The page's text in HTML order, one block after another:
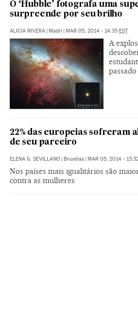
O ‘Hubble’ fotografa uma
surpreende por seu brilho
ALICIA RIVERA | Madri | MAR 05, 2014 - 14:35 EST
A
passado
22% das europeias sofreram
de seu parceiro
ELENA G. SEVILLANO | Bruxelas | MAR 05, 2014 -
Nos países mais igualitários são
contra as mulheres